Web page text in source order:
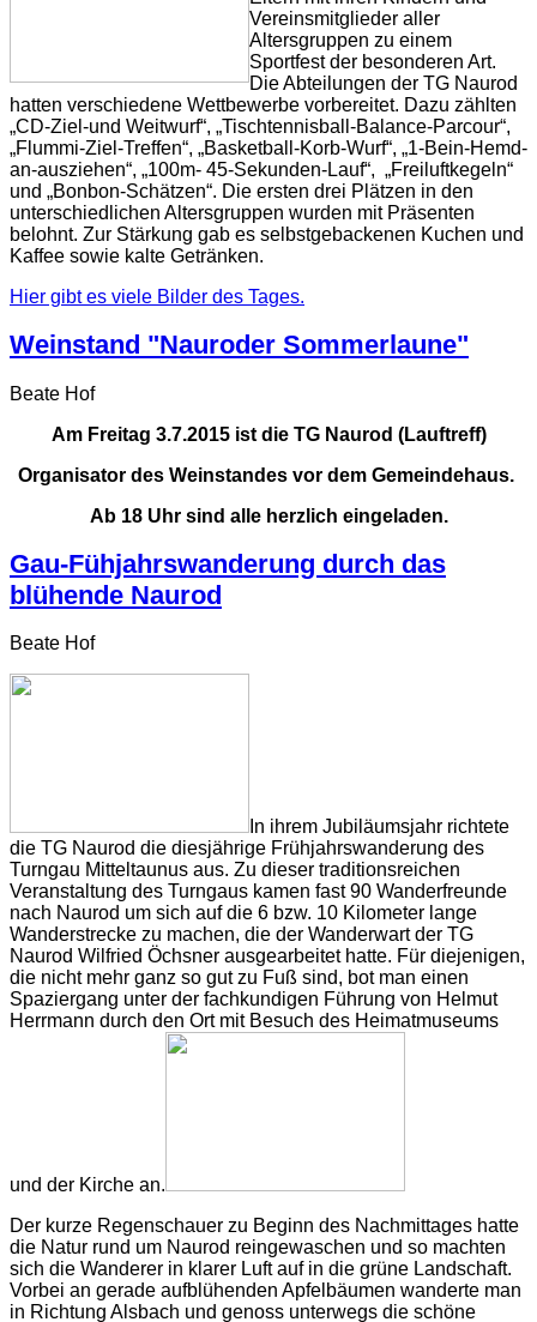
Vereinsmitglieder aller
Altersgruppen zu einem
Sportfest der besonderen Art.
Die Abteilungen der TG Naurod
hatten verschiedene Wettbewerbe vorbereitet. Dazu zählten
„CD-Ziel-und Weitwurf“, „Tischtennisball-Balance-Parcour“,
„Flummi-Ziel-Treffen“, „Basketball-Korb-Wurf“, „1-Bein-Hemd-
an-ausziehen“, „100m- 45-Sekunden-Lauf“, „Freiluftkegeln“
und „Bonbon-Schätzen“. Die ersten drei Plätzen in den
unterschiedlichen Altersgruppen wurden mit Präsenten
belohnt. Zur Stärkung gab es selbstgebackenen Kuchen und
Kaffee sowie kalte Getränken.
Hier gibt es viele Bilder des Tages.
Weinstand "Nauroder Sommerlaune"
Beate Hof
Am Freitag 3.7.2015 ist die TG Naurod (Lauftreff)
Organisator des Weinstandes vor dem Gemeindehaus.
Ab 18 Uhr sind alle herzlich eingeladen.
Gau-Fühjahrswanderung durch das
blühende Naurod
Beate Hof
In ihrem Jubiläumsjahr richtete
die TG Naurod die diesjährige Frühjahrswanderung des
Turngau Mitteltaunus aus. Zu dieser traditionsreichen
Veranstaltung des Turngaus kamen fast 90 Wanderfreunde
nach Naurod um sich auf die 6 bzw. 10 Kilometer lange
Wanderstrecke zu machen, die der Wanderwart der TG
Naurod Wilfried Öchsner ausgearbeitet hatte. Für diejenigen,
die nicht mehr ganz so gut zu Fuß sind, bot man einen
Spaziergang unter der fachkundigen Führung von Helmut
Herrmann durch den Ort mit Besuch des Heimatmuseums
und der Kirche an.
Der kurze Regenschauer zu Beginn des Nachmittages hatte
die Natur rund um Naurod reingewaschen und so machten
sich die Wanderer in klarer Luft auf in die grüne Landschaft.
Vorbei an gerade aufblühenden Apfelbäumen wanderte man
in Richtung Alsbach und genoss unterwegs die schöne